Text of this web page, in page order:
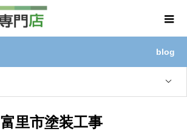
blog
富里市塗装工事